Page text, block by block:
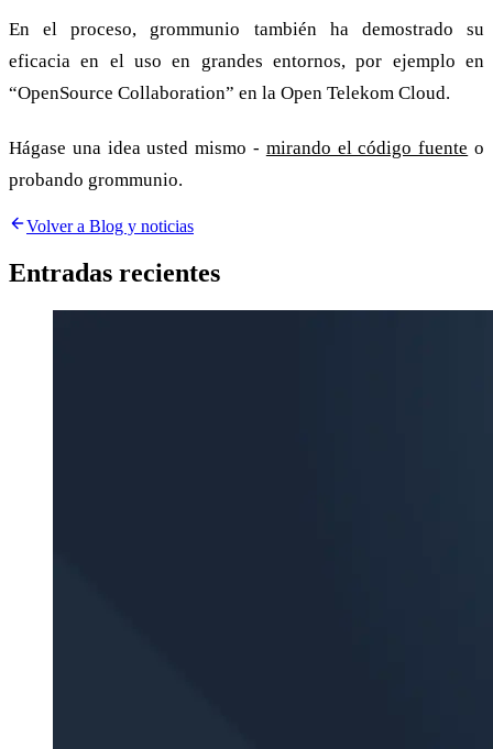
En el proceso, grommunio también ha demostrado su
eficacia en el uso en grandes entornos, por ejemplo en
“OpenSource Collaboration” en la Open Telekom Cloud.
Hágase una idea usted mismo - mirando el código fuente o
probando grommunio.
Volver a Blog y noticias
Entradas recientes